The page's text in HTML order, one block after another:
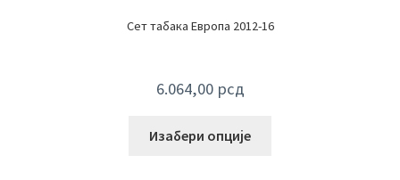
Сет табака Европа 2012-16
6.064,00 рсд
Изабери опције